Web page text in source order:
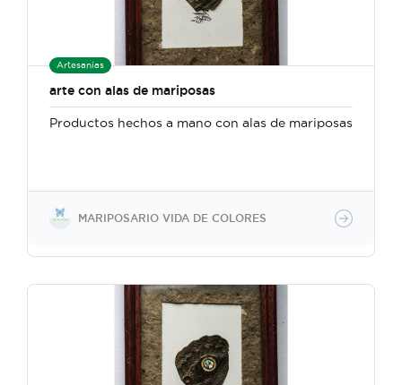
Artesanías
arte con alas de mariposas
Productos hechos a mano con alas de mariposas
MARIPOSARIO VIDA DE COLORES